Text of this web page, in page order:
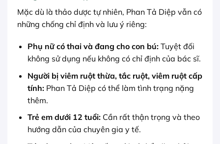
Mặc dù là thảo dược tự nhiên, Phan Tả Diệp vẫn có
những chống chỉ định và lưu ý riêng:
Phụ nữ có thai và đang cho con bú:Tuyệt đối
không sử dụng nếu không có chỉ định của bác sĩ.
Người bị viêm ruột thừa, tắc ruột, viêm ruột cấp
tính:Phan Tả Diệp có thể làm tình trạng nặng
thêm.
Trẻ em dưới 12 tuổi:Cần rất thận trọng và theo
hướng dẫn của chuyên gia y tế.